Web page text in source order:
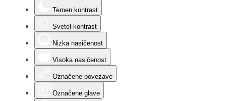
Temen kontrast
Svetel kontrast
Nizka nasičenost
Visoka nasičenost
Označene povezave
Označene glave